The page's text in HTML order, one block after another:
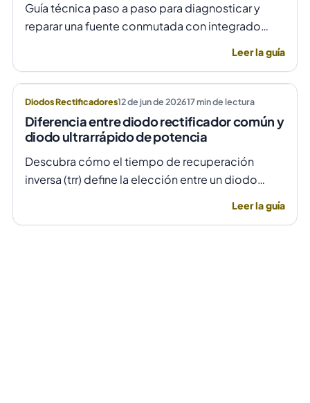
Guía técnica paso a paso para diagnosticar y
reparar una fuente conmutada con integrado
Leer la guía
Diodos Rectificadores12 de jun de 202617min de lectura
Diferencia entre diodo rectificador común y
diodo ultrarrápido de potencia
Descubra cómo el tiempo de recuperación
inversa (trr) define la elección entre un diodo
Leer la guía